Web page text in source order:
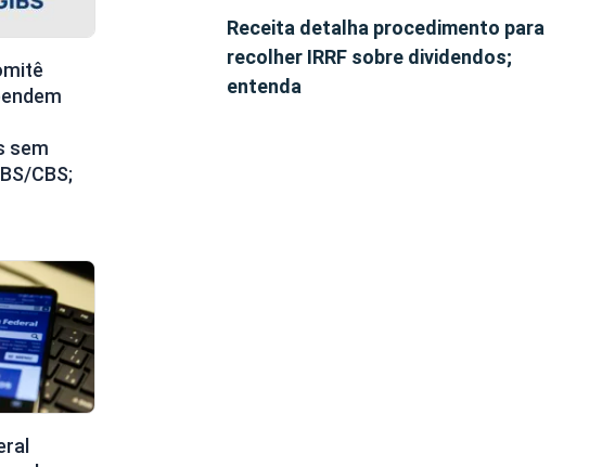
sem
CBS;
Receita detalha procedimento para
recolher IRRF sobre dividendos;
entenda